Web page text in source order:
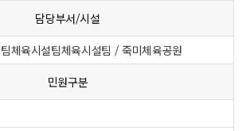
담당부서/시설
체육시설팀체육시설팀 / 죽미체육공원
민원구분